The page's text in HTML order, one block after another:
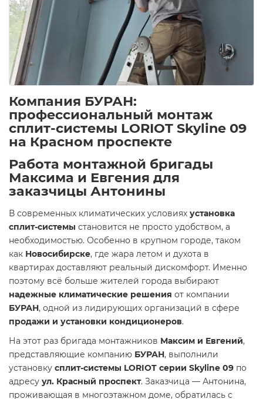
Компания БУРАН:
профессиональный монтаж
сплит-системы LORIOT Skyline 09
на Красном проспекте
Работа монтажной бригады
Максима и Евгения для
заказчицы Антонины
В современных климатических условиях установка
сплит-системы становится не просто удобством, а
необходимостью. Особенно в крупном городе, таком
как Новосибирске, где жара летом и духота в
квартирах доставляют реальный дискомфорт. Именно
поэтому всё больше жителей города выбирают
надежные климатические решения от компании
БУРАН, одной из лидирующих организаций в сфере
продажи и установки кондиционеров.
На этот раз бригада монтажников Максим и Евгений,
представляющие компанию БУРАН, выполнили
установку сплит-системы LORIOT серии Skyline 09 по
адресу ул. Красный проспект. Заказчица — Антонина,
проживающая в многоэтажном доме, обратилась с